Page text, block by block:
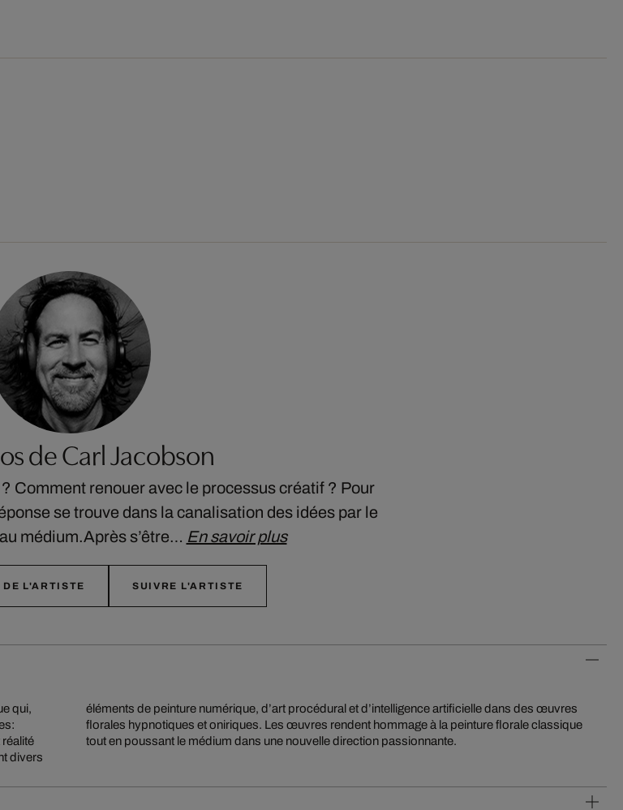
de Carl Jacobson
Comment renouer avec le processus créatif ? Pour
se trouve dans la canalisation des idées par le
médium.Après s’être… En savoir plus
L'ARTISTE SUIVRE L'ARTISTE
qui,
divers
tout en poussant le médium dans une nouvelle direction passionnante.